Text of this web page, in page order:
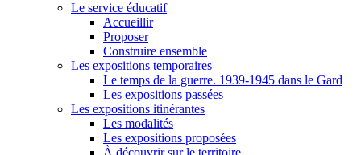
Le service éducatif
Accueillir
Proposer
Construire ensemble
Les expositions temporaires
Le temps de la guerre. 1939-1945 dans le Gard
Les expositions passées
Les expositions itinérantes
Les modalités
Les expositions proposées
À découvrir sur le territoire